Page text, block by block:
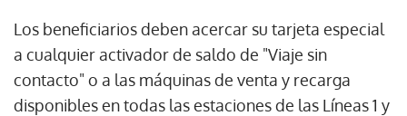
Los beneficiarios deben acercar su tarjeta especial
a cualquier activador de saldo de "Viaje sin
contacto" o a las máquinas de venta y recarga
disponibles en todas las estaciones de las Líneas 1 y